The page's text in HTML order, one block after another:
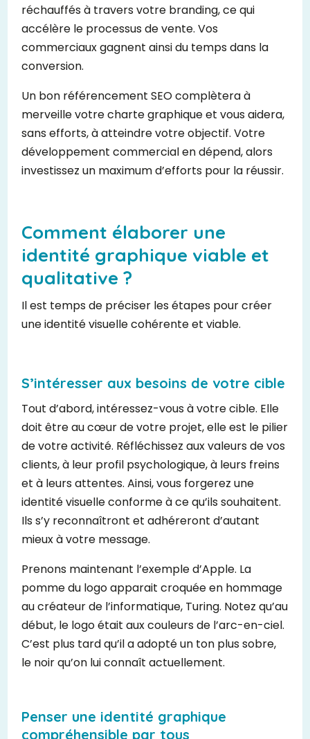
réchauffés à travers votre branding, ce qui
accélère le processus de vente. Vos
commerciaux gagnent ainsi du temps dans la
conversion.
Un bon référencement SEO complètera à
merveille votre charte graphique et vous aidera,
sans efforts, à atteindre votre objectif. Votre
développement commercial en dépend, alors
investissez un maximum d’efforts pour la réussir.
Comment élaborer une
identité graphique viable et
qualitative ?
Il est temps de préciser les étapes pour créer
une identité visuelle cohérente et viable.
S’intéresser aux besoins de votre cible
Tout d’abord, intéressez-vous à votre cible. Elle
doit être au cœur de votre projet, elle est le pilier
de votre activité. Réfléchissez aux valeurs de vos
clients, à leur profil psychologique, à leurs freins
et à leurs attentes. Ainsi, vous forgerez une
identité visuelle conforme à ce qu’ils souhaitent.
Ils s’y reconnaîtront et adhéreront d’autant
mieux à votre message.
Prenons maintenant l’exemple d’Apple. La
pomme du logo apparait croquée en hommage
au créateur de l’informatique, Turing. Notez qu’au
début, le logo était aux couleurs de l’arc-en-ciel.
C’est plus tard qu’il a adopté un ton plus sobre,
le noir qu’on lui connaît actuellement.
Penser une identité graphique
compréhensible par tous